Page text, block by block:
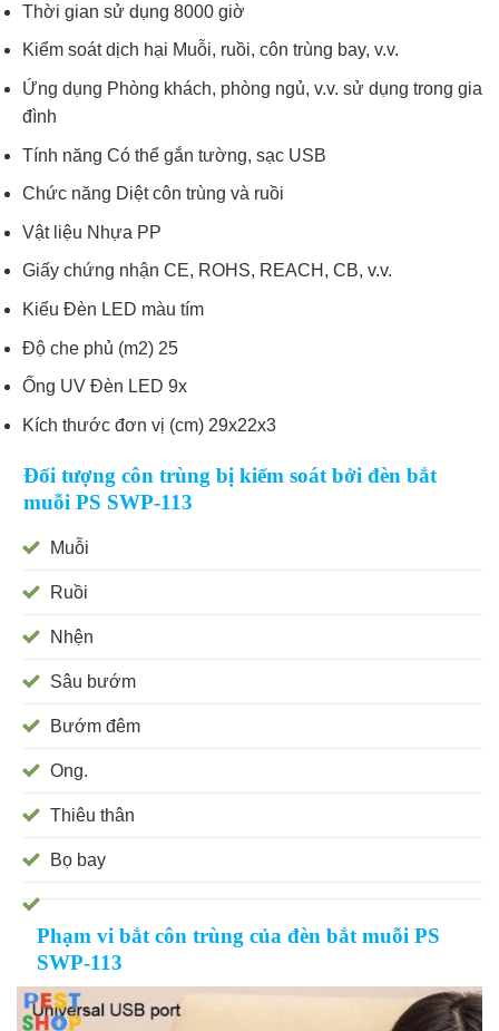
Thời gian sử dụng 8000 giờ
Kiểm soát dịch hại Muỗi, ruồi, côn trùng bay, v.v.
Ứng dụng Phòng khách, phòng ngủ, v.v. sử dụng trong gia
đình
Tính năng Có thể gắn tường, sạc USB
Chức năng Diệt côn trùng và ruồi
Vật liệu Nhựa PP
Giấy chứng nhận CE, ROHS, REACH, CB, v.v.
Kiểu Đèn LED màu tím
Độ che phủ (m2) 25
Ống UV Đèn LED 9x
Kích thước đơn vị (cm) 29x22x3
Đối tượng côn trùng bị kiểm soát bởi đèn bắt
muỗi PS SWP-113
Muỗi
Ruồi
Nhện
Sâu bướm
Bướm đêm
Ong.
Thiêu thân
Bọ bay
Phạm vi bắt côn trùng của đèn bắt muỗi PS
SWP-113